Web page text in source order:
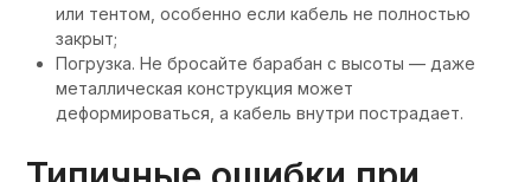
или тентом, особенно если кабель не полностью
закрыт;
Погрузка. Не бросайте барабан с высоты — даже
металлическая конструкция может
деформироваться, а кабель внутри пострадает.